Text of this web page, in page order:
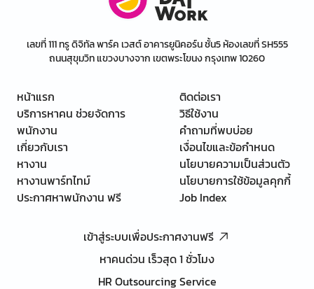
เลขที่ 111 ทรู ดิจิทัล พาร์ค เวสต์ อาคารยูนิคอร์น ชั้น5 ห้องเลขที่ SH555
ถนนสุขุมวิท แขวงบางจาก เขตพระโขนง กรุงเทพ 10260
หน้าแรก
บริการหาคน ช่วยจัดการ
พนักงาน
เกี่ยวกับเรา
หางาน
หางานพาร์ทไทม์
ประกาศหาพนักงาน ฟรี
ติดต่อเรา
วิธีใช้งาน
คำถามที่พบบ่อย
เงื่อนไขและข้อกำหนด
นโยบายความเป็นส่วนตัว
นโยบายการใช้ข้อมูลคุกกี้
Job Index
เข้าสู่ระบบเพื่อประกาศงานฟรี
หาคนด่วน เร็วสุด 1 ชั่วโมง
HR Outsourcing Service